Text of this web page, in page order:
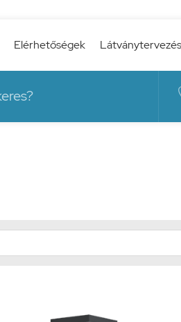
Elérhetőségek Látványtervezés